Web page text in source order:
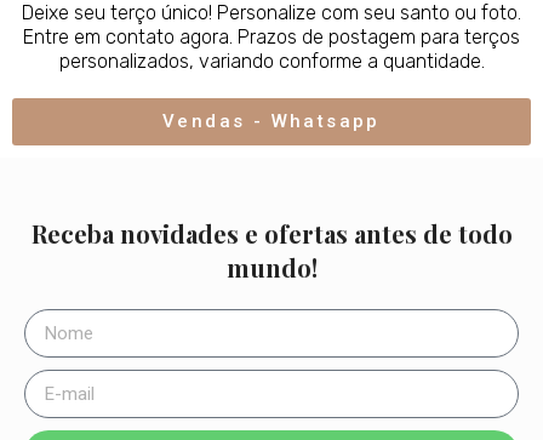
Deixe seu terço único! Personalize com seu santo ou foto.
Entre em contato agora. Prazos de postagem para terços
personalizados, variando conforme a quantidade.
Vendas - Whatsapp
Receba novidades e ofertas antes de todo
mundo!